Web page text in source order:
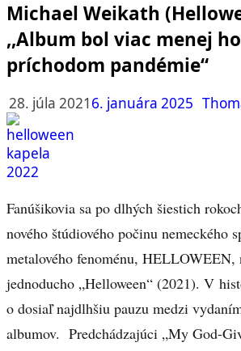
Michael Weikath
,,Album bol viac menej
príchodom pandémie“
28. júla 20216. januára 2025
Fanúšikovia sa po dlhých šiestich
nového štúdiového počinu nemeckého
metalového fenoménu, HELLOWEEN,
jednoducho „Helloween“ (2021). V
o dosiaľ najdlhšiu pauzu medzi
albumov. Predchádzajúci „My God-